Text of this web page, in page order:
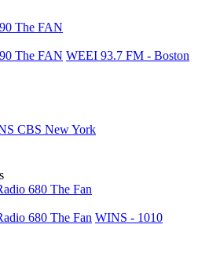
The FAN
The FAN WEEI 93.7 FM - Boston
CBS New York
680 The Fan
680 The Fan WINS - 1010